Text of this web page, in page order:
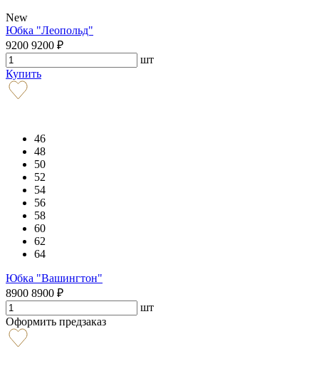
New
Юбка "Леопольд"
9200 9200 ₽
шт
Купить
46
48
50
52
54
56
58
60
62
64
Юбка "Вашингтон"
8900 8900 ₽
шт
Оформить предзаказ